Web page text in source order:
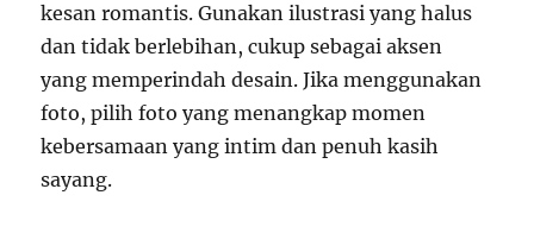
kesan romantis. Gunakan ilustrasi yang halus
dan tidak berlebihan, cukup sebagai aksen
yang memperindah desain. Jika menggunakan
foto, pilih foto yang menangkap momen
kebersamaan yang intim dan penuh kasih
sayang.